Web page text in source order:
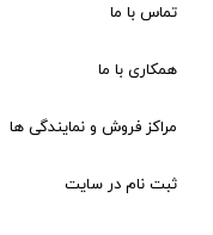
تماس با ما
همکاری با ما
مراکز فروش و نمایندگی ها
ثبت نام در سایت